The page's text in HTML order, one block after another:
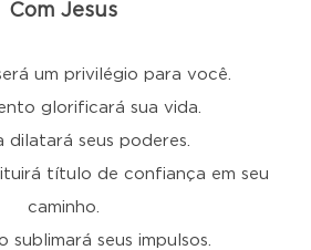
Com Jesus
um privilégio para você.
glorificará sua vida.
dilatará seus poderes.
título de confiança em seu
caminho.
sublimará seus impulsos.